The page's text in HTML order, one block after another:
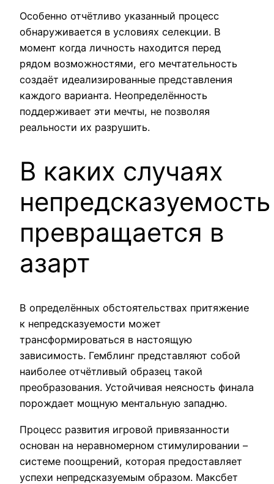
Особенно отчётливо указанный процесс
обнаруживается в условиях селекции. В
момент когда личность находится перед
рядом возможностями, его мечтательность
создаёт идеализированные представления
каждого варианта. Неопределённость
поддерживает эти мечты, не позволяя
реальности их разрушить.
В каких случаях
непредсказуемость
превращается в
азарт
В определённых обстоятельствах притяжение
к непредсказуемости может
трансформироваться в настоящую
зависимость. Гемблинг представляют собой
наиболее отчётливый образец такой
преобразования. Устойчивая неясность финала
порождает мощную ментальную западню.
Процесс развития игровой привязанности
основан на неравномерном стимулировании –
системе поощрений, которая предоставляет
успехи непредсказуемым образом. Максбет